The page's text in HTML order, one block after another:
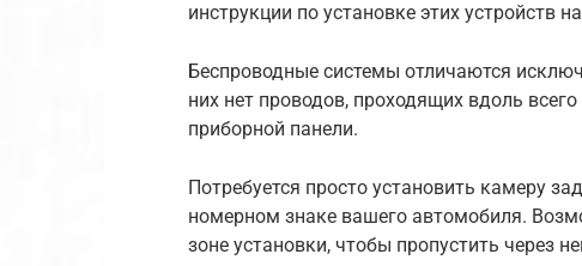
инструкции по установке этих устройств
Беспроводные системы отличаются
них нет проводов, проходящих вдоль
приборной панели.
Потребуется просто установить камеру
номерном знаке вашего автомобиля.
зоне установки, чтобы пропустить через